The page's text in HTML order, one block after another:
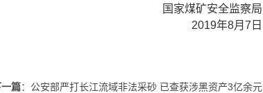
国家煤矿安全监察局
2019年8月7日
篇：公安部严打长江流域非法采砂 已查获涉黑资产3亿余元